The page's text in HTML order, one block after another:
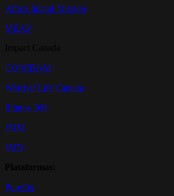
Africa Inland Mission
MEAP
COMIBAM
Word of Life Canada
Ethnos 360
JMM
JMN
Pureflix